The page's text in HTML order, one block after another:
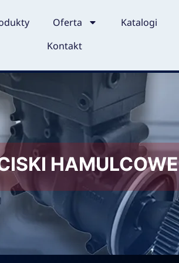
Oferta Katalogi
Kontakt
HAMULCOWE